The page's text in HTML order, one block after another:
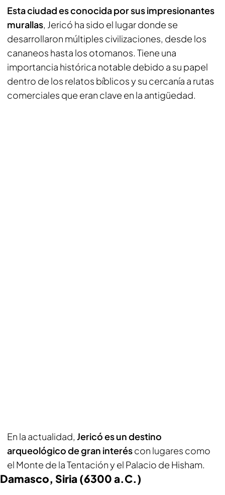
Esta ciudad es conocida por sus impresionantes
murallas, Jericó ha sido el lugar donde se
desarrollaron múltiples civilizaciones, desde los
cananeos hasta los otomanos. Tiene una
importancia histórica notable debido a su papel
dentro de los relatos bíblicos y su cercanía a rutas
comerciales que eran clave en la antigüedad.
En la actualidad, Jericó es un destino
arqueológico de gran interéscon lugares como
el Monte de la Tentación y el Palacio de Hisham.
Damasco, Siria (6300 a.C.)